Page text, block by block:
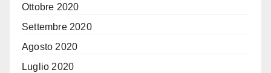
Ottobre 2020
Settembre 2020
Agosto 2020
Luglio 2020